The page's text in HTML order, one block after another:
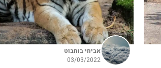
אביחי בוחבוט
03/03/2022